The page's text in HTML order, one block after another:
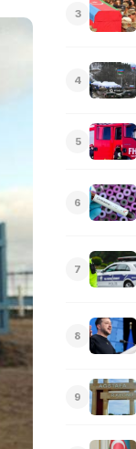
3
4
5
6
7
8
9